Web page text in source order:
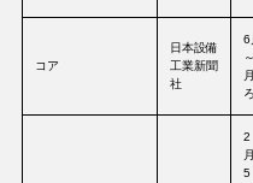
コア
日本設備
工業新聞
社
6
ろ
2
5